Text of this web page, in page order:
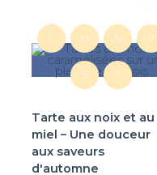
D M N P
S T
Tarte aux noix et au
miel – Une douceur
aux saveurs
d'automne